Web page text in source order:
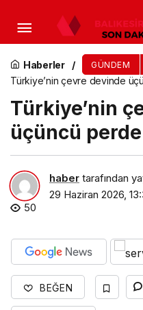
Haberler GÜNDEM
Türkiye’nin çevre devinde
Türkiye’nin
üçüncü perde
haber tarafından
29 Haziran 2026,
50
BEĞEN
Selçuk’ta Şen